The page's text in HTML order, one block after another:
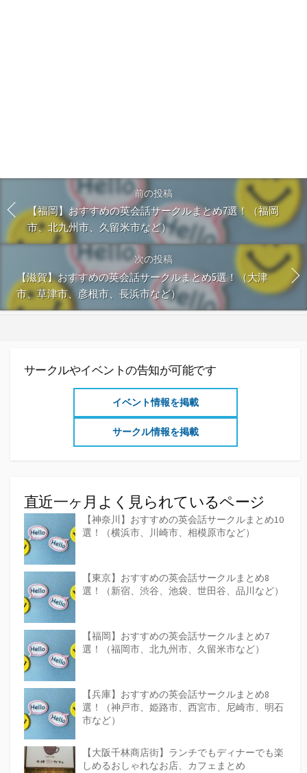
前の投稿
【福岡】おすすめの英会話サークルまとめ7選！（福岡
市、北九州市、久留米市など）
次の投稿
【滋賀】おすすめの英会話サークルまとめ5選！（大津
市、草津市、彦根市、長浜市など）
サークルやイベントの告知が可能です
イベント情報を掲載
サークル情報を掲載
直近一ヶ月よく見られているページ
【神奈川】おすすめの英会話サークルまとめ10
選！（横浜市、川崎市、相模原市など）
【東京】おすすめの英会話サークルまとめ8
選！（新宿、渋谷、池袋、世田谷、品川など）
【福岡】おすすめの英会話サークルまとめ7
選！（福岡市、北九州市、久留米市など）
【兵庫】おすすめの英会話サークルまとめ8
選！（神戸市、姫路市、西宮市、尼崎市、明石
市など）
【大阪千林商店街】ランチでもディナーでも楽
しめるおしゃれなお店、カフェまとめ